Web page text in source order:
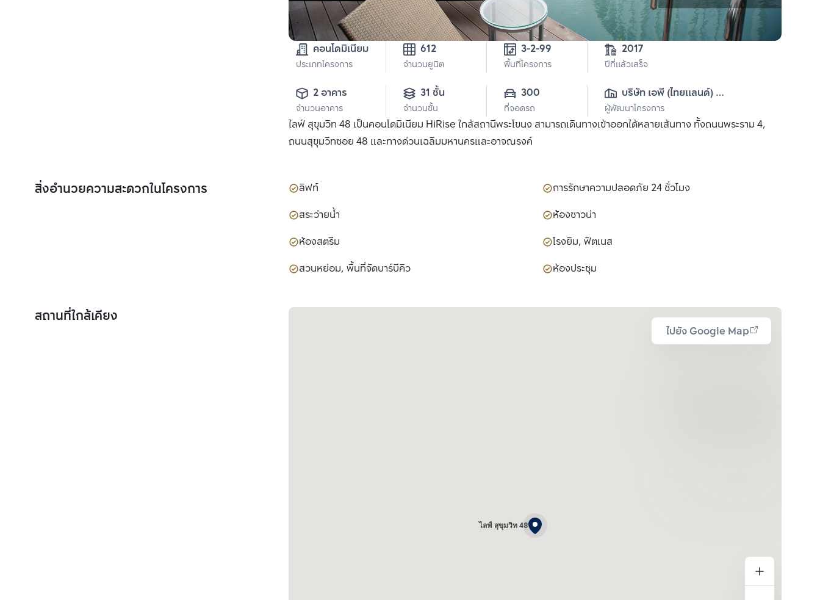
คอนโดมิเนียม
ประเภทโครงการ
612
จำนวนยูนิต พื้นที่โครงการ
2017
ปีที่แล้วเสร็จ
2 อาคาร
จำนวนอาคาร
31 ชั้น
จำนวนชั้น
300
ที่จอดรถ
บริษัท เอพี (ไทยแลนด์)
จำกัด(มหาชน)
ผู้พัฒนาโครงการ
ไลฟ์ สุขุมวิท 48 เป็นคอนโดมิเนียม HiRise ใกล้สถานีพระโขนง สามารถเดินทางเข้าออกได้หลายเส้นทาง ทั้งถนนพระราม 4,
ถนนสุขุมวิทซอย 48 และทางด่วนเฉลิมมหานครและอาจณรงค์
สิ่งอำนวยความสะดวกในโครงการ ลิฟท์
การรักษาความปลอดภัย 24 ชั่วโมง
สระว่ายน้ำ
ห้องซาวน่า
ห้องสตรีม
โรงยิม, ฟิตเนส
สวนหย่อม, พื้นที่จัดบาร์บีคิว
ห้องประชุม
สถานที่ใกล้เคียง
ไปยัง Google Map
ไลฟ์ สุขุมวิท 48